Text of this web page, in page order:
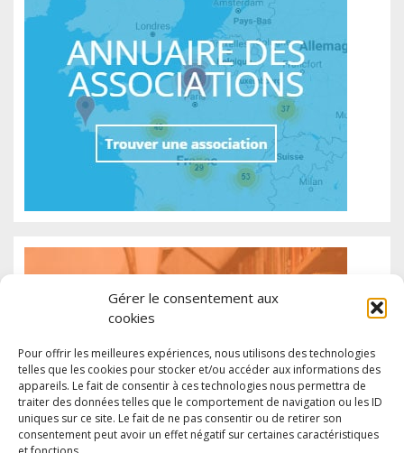
Gérer le consentement aux
cookies
Pour offrir les meilleures expériences, nous utilisons des technologies
telles que les cookies pour stocker et/ou accéder aux informations des
appareils. Le fait de consentir à ces technologies nous permettra de
traiter des données telles que le comportement de navigation ou les ID
uniques sur ce site. Le fait de ne pas consentir ou de retirer son
consentement peut avoir un effet négatif sur certaines caractéristiques